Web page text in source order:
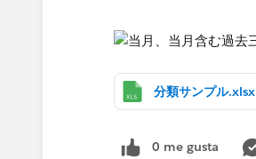
分類サンプル.xlsx
0 me gusta